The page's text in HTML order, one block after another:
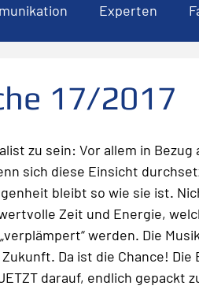
Experten
Mut Change
17/2017
zu sein: Vor allem in Bezug
sich diese Einsicht
bleibt so wie sie ist.
Zeit und Energie,
werden. Die
Da ist die Chance! Die
darauf, endlich gepackt